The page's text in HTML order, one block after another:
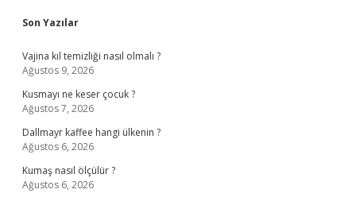
Sidebar
Son Yazılar
Vajina kıl temizliği nasıl olmalı ?
Ağustos 9, 2026
Kusmayı ne keser çocuk ?
Ağustos 7, 2026
Dallmayr kaffee hangi ülkenin ?
Ağustos 6, 2026
Kumaş nasıl ölçülür ?
Ağustos 6, 2026